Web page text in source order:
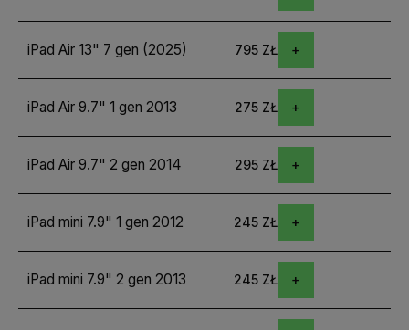
iPad Air 13" 7 gen (2025) 795 ZŁ
iPad Air 9.7" 1 gen 2013 275 ZŁ
iPad Air 9.7" 2 gen 2014 295 ZŁ
iPad mini 7.9" 1 gen 2012 245 ZŁ
iPad mini 7.9" 2 gen 2013 245 ZŁ